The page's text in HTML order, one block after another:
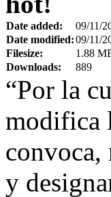
Date added:
09/11/
Date modified:09/11/
Filesize:
1.88
Downloads:
889
“Por la
modifica
convoca,
y